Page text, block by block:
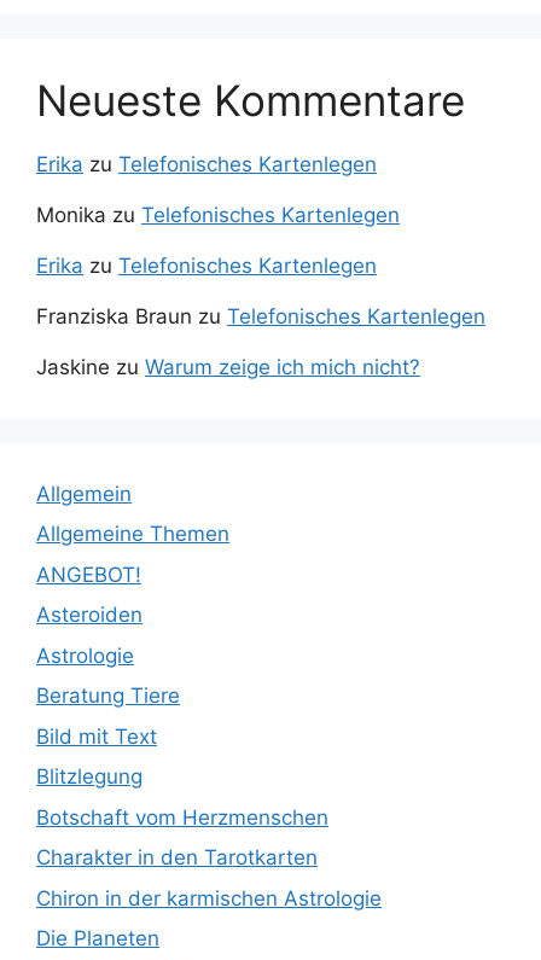
Neueste Kommentare
Erika zu Telefonisches Kartenlegen
Monika zu Telefonisches Kartenlegen
Erika zu Telefonisches Kartenlegen
Franziska Braun zu Telefonisches Kartenlegen
Jaskine zu Warum zeige ich mich nicht?
Allgemein
Allgemeine Themen
ANGEBOT!
Asteroiden
Astrologie
Beratung Tiere
Bild mit Text
Blitzlegung
Botschaft vom Herzmenschen
Charakter in den Tarotkarten
Chiron in der karmischen Astrologie
Die Planeten